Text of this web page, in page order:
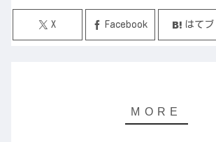
X Facebook はてブ